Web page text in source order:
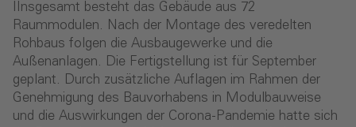
IInsgesamt besteht das Gebäude aus 72
Raummodulen. Nach der Montage des veredelten
Rohbaus folgen die Ausbaugewerke und die
Außenanlagen. Die Fertigstellung ist für September
geplant. Durch zusätzliche Auflagen im Rahmen der
Genehmigung des Bauvorhabens in Modulbauweise
und die Auswirkungen der Corona-Pandemie hatte sich